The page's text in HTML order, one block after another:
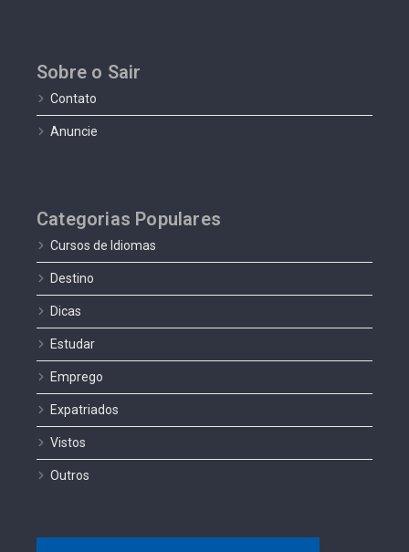
Sobre o Sair
Contato
Anuncie
Categorias Populares
Cursos de Idiomas
Destino
Dicas
Estudar
Emprego
Expatriados
Vistos
Outros